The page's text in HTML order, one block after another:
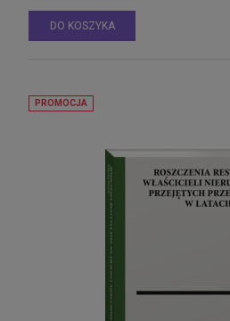
DO KOSZYKA
PROMOCJA